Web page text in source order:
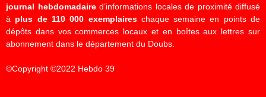
journal hebdomadaired’informations locales de proximité diffusé
à plus de 110 000 exemplaireschaque semaine en points de
dépôts dans vos commerces locaux et en boîtes aux lettres sur
abonnement dans le département du Doubs.
©Copyright ©2022 Hebdo 39